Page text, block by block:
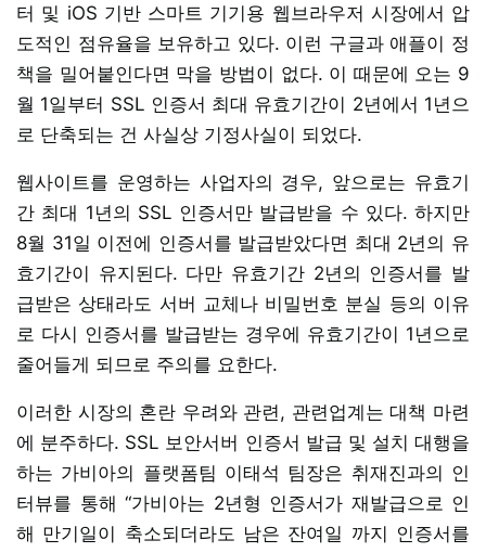
터 및 iOS 기반 스마트 기기용 웹브라우저 시장에서 압
도적인 점유율을 보유하고 있다. 이런 구글과 애플이 정
책을 밀어붙인다면 막을 방법이 없다. 이 때문에 오는 9
월 1일부터 SSL 인증서 최대 유효기간이 2년에서 1년으
로 단축되는 건 사실상 기정사실이 되었다.
웹사이트를 운영하는 사업자의 경우, 앞으로는 유효기
간 최대 1년의 SSL 인증서만 발급받을 수 있다. 하지만
8월 31일 이전에 인증서를 발급받았다면 최대 2년의 유
효기간이 유지된다. 다만 유효기간 2년의 인증서를 발
급받은 상태라도 서버 교체나 비밀번호 분실 등의 이유
로 다시 인증서를 발급받는 경우에 유효기간이 1년으로
줄어들게 되므로 주의를 요한다.
이러한 시장의 혼란 우려와 관련, 관련업계는 대책 마련
에 분주하다. SSL 보안서버 인증서 발급 및 설치 대행을
하는 가비아의 플랫폼팀 이태석 팀장은 취재진과의 인
터뷰를 통해 “가비아는 2년형 인증서가 재발급으로 인
해 만기일이 축소되더라도 남은 잔여일 까지 인증서를